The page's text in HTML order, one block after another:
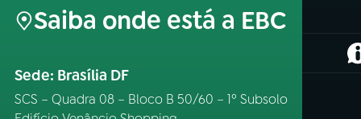
Saiba onde está a EBC
Sede: Brasília DF
SCS – Quadra 08 – Bloco B 50/60 – 1º Subsolo